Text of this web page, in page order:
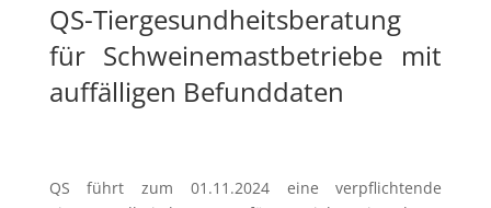
QS-Tiergesundheitsberatung
für Schweinemastbetriebe mit
auffälligen Befunddaten
QS führt zum 01.11.2024 eine verpflichtende